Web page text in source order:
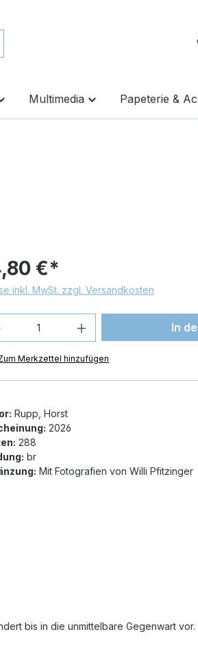
Multimedia Papeterie &
€*
inkl. MwSt. zzgl. Versandkosten
Anzahl: Gib den
In
Merkzettel hinzufügen
Rupp, Horst
2026
288
br
Mit Fotografien von Willi Pfitzinger
bis in die unmittelbare Gegenwart vor.